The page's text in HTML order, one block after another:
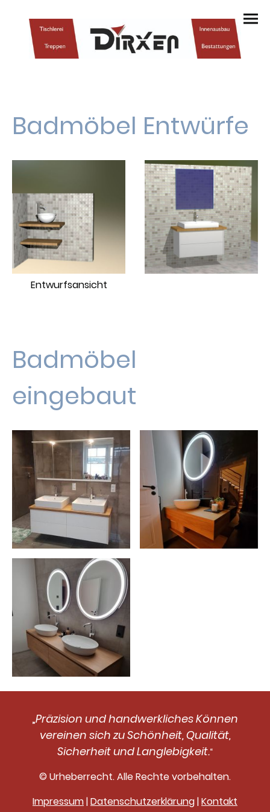
Badmöbel Entwürfe
Entwurfsansicht
Badmöbel
eingebaut
„Präzision und handwerkliches Können
vereinen sich zu Schönheit, Qualität,
Sicherheit und Langlebigkeit.“
© Urheberrecht. Alle Rechte vorbehalten.
Impressum|Datenschutzerklärung|Kontakt